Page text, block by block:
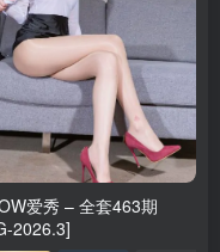
爱秀 – 全套463期
2026.3]